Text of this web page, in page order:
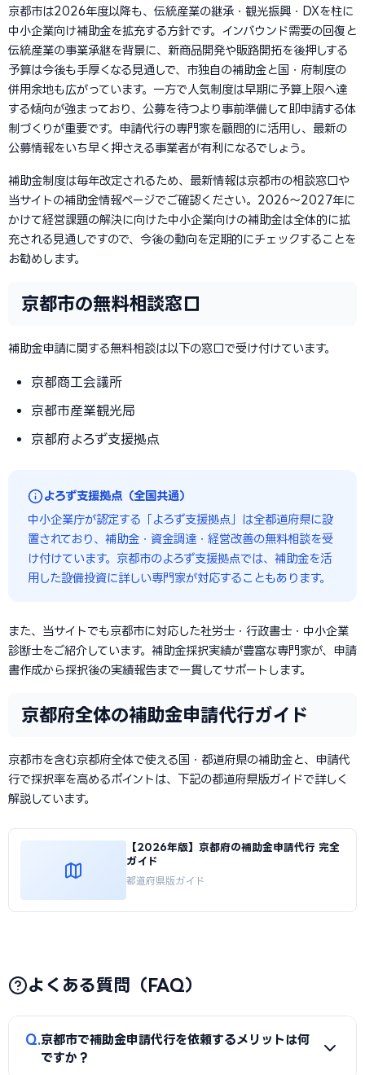
京都市は2026年度以降も、伝統産業の継承・観光振興・DXを柱に
中小企業向け補助金を拡充する方針です。インバウンド需要の回復と
伝統産業の事業承継を背景に、新商品開発や販路開拓を後押しする
予算は今後も手厚くなる見通しで、市独自の補助金と国・府制度の
併用余地も広がっています。一方で人気制度は早期に予算上限へ達
する傾向が強まっており、公募を待つより事前準備して即申請する体
制づくりが重要です。申請代行の専門家を顧問的に活用し、最新の
公募情報をいち早く押さえる事業者が有利になるでしょう。
補助金制度は毎年改定されるため、最新情報は京都市の相談窓口や
当サイトの補助金情報ページでご確認ください。2026〜2027年に
かけて経営課題の解決に向けた中小企業向けの補助金は全体的に拡
充される見通しですので、今後の動向を定期的にチェックすることを
お勧めします。
京都市の無料相談窓口
補助金申請に関する無料相談は以下の窓口で受け付けています。
京都商工会議所
京都市産業観光局
京都府よろず支援拠点
よろず支援拠点（全国共通）
中小企業庁が認定する「よろず支援拠点」は全都道府県に設
置されており、補助金・資金調達・経営改善の無料相談を受
け付けています。京都市のよろず支援拠点では、補助金を活
用した設備投資に詳しい専門家が対応することもあります。
また、当サイトでも京都市に対応した社労士・行政書士・中小企業
診断士をご紹介しています。補助金採択実績が豊富な専門家が、申請
書作成から採択後の実績報告まで一貫してサポートします。
京都府全体の補助金申請代行ガイド
京都市を含む京都府全体で使える国・都道府県の補助金と、申請代
行で採択率を高めるポイントは、下記の都道府県版ガイドで詳しく
解説しています。
【2026年版】京都府の補助金申請代行 完全
ガイド
都道府県版ガイド
よくある質問（FAQ）
Q 京都市で補助金申請代行を依頼するメリットは何
ですか？